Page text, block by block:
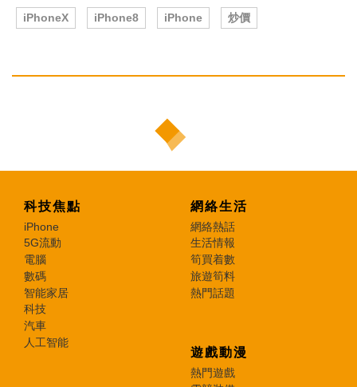
iPhoneX iPhone8 iPhone 炒價
科技焦點
iPhone
5G流動
電腦
數碼
智能家居
科技
汽車
人工智能
網絡生活
網絡熱話
生活情報
筍買着數
旅遊筍料
熱門話題
遊戲動漫
熱門遊戲